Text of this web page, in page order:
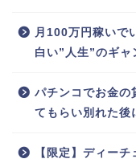
月100万円稼いで
白い”人生”のギャ
パチンコでお金の
てもらい別れた後
【限定】ディー